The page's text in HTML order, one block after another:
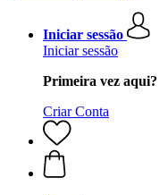
Iniciar sessão
Iniciar sessão
Primeira vez aqui?
Criar Conta